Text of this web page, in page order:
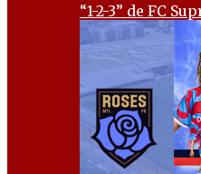
“1-2-3” de FC